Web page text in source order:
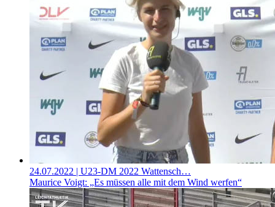
24.07.2022 | U23-DM 2022 Wattensch…
Maurice Voigt: „Es müssen alle mit dem Wind werfen“